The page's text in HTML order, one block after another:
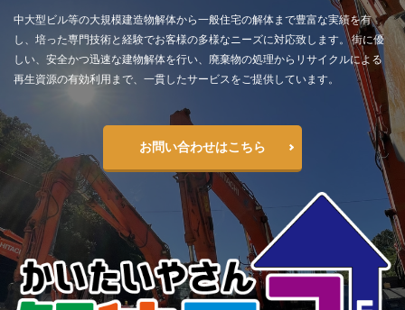
中大型ビル等の大規模建造物解体から一般住宅の解体まで豊富な実績を有
し、培った専門技術と経験でお客様の多様なニーズに対応致します。 街に優
しい、安全かつ迅速な建物解体を行い、廃棄物の処理からリサイクルによる
再生資源の有効利用まで、一貫したサービスをご提供しています。
お問い合わせはこちら